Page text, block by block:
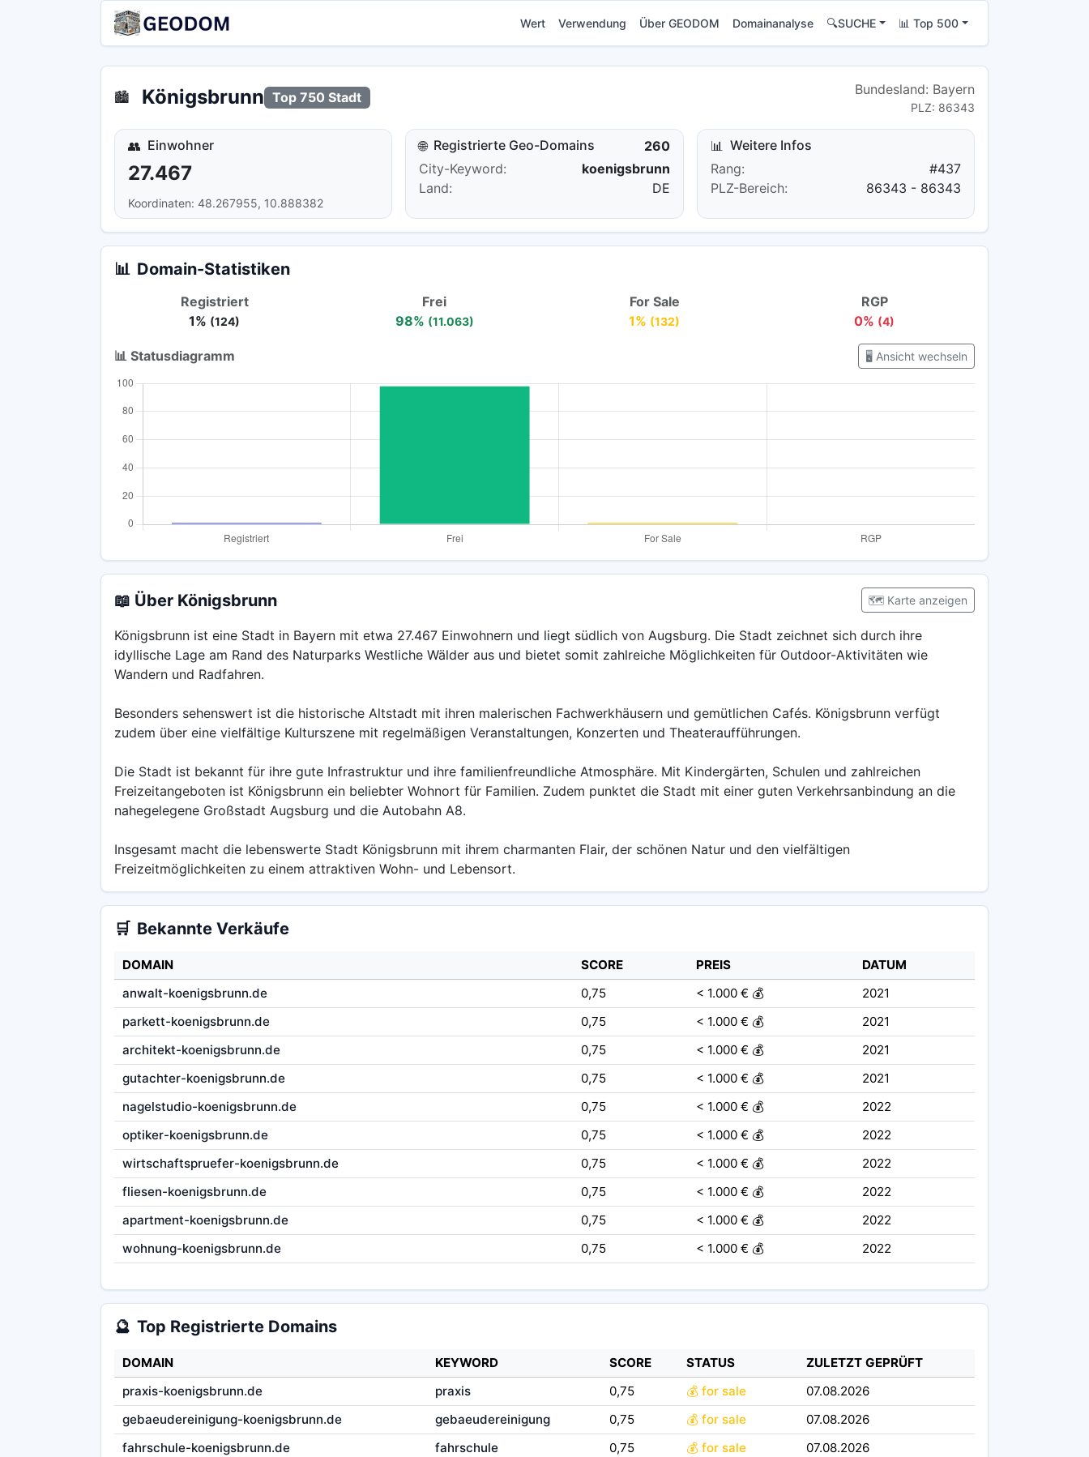
Wert Verwendung Über GEODOM Domainanalyse 🔍SUCHE 📊 Top 500
🏙️ Königsbrunn Top 750 Stadt
Bundesland: Bayern
PLZ: 86343
👥 Einwohner
27.467
Koordinaten: 48.267955, 10.888382
🌐 Registrierte Geo-Domains
260
City-Keyword:
koenigsbrunn
Land:
DE
📊 Weitere Infos
Rang:
#437
PLZ-Bereich:
86343 - 86343
📊 Domain-Statistiken
Registriert
1% (124)
Frei
98% (11.063)
For Sale
1% (132)
RGP
0% (4)
📊 Statusdiagramm 🖥️ Ansicht wechseln
📖 Über Königsbrunn 🗺️ Karte anzeigen
Königsbrunn ist eine Stadt in Bayern mit etwa 27.467 Einwohnern und liegt südlich von Augsburg. Die Stadt zeichnet sich durch ihre
idyllische Lage am Rand des Naturparks Westliche Wälder aus und bietet somit zahlreiche Möglichkeiten für Outdoor-Aktivitäten wie
Wandern und Radfahren.
Besonders sehenswert ist die historische Altstadt mit ihren malerischen Fachwerkhäusern und gemütlichen Cafés. Königsbrunn verfügt
zudem über eine vielfältige Kulturszene mit regelmäßigen Veranstaltungen, Konzerten und Theateraufführungen.
Die Stadt ist bekannt für ihre gute Infrastruktur und ihre familienfreundliche Atmosphäre. Mit Kindergärten, Schulen und zahlreichen
Freizeitangeboten ist Königsbrunn ein beliebter Wohnort für Familien. Zudem punktet die Stadt mit einer guten Verkehrsanbindung an die
nahegelegene Großstadt Augsburg und die Autobahn A8.
Insgesamt macht die lebenswerte Stadt Königsbrunn mit ihrem charmanten Flair, der schönen Natur und den vielfältigen
Freizeitmöglichkeiten zu einem attraktiven Wohn- und Lebensort.
🛒 Bekannte Verkäufe
DOMAIN SCORE PREIS
DATUM
anwalt-koenigsbrunn.de
0,75 < 1.000 € 💰
2021
parkett-koenigsbrunn.de
0,75 < 1.000 € 💰
2021
architekt-koenigsbrunn.de
0,75 < 1.000 € 💰
2021
gutachter-koenigsbrunn.de
0,75 < 1.000 € 💰
2021
nagelstudio-koenigsbrunn.de
0,75 < 1.000 € 💰
2022
optiker-koenigsbrunn.de
0,75 < 1.000 € 💰
2022
wirtschaftspruefer-koenigsbrunn.de
0,75 < 1.000 € 💰
2022
fliesen-koenigsbrunn.de
0,75 < 1.000 € 💰
2022
apartment-koenigsbrunn.de
0,75 < 1.000 € 💰
2022
wohnung-koenigsbrunn.de
0,75 < 1.000 € 💰 2022
🔮 Top Registrierte Domains
DOMAIN KEYWORD SCORE STATUS
ZULETZT GEPRÜFT
praxis-koenigsbrunn.de
praxis 0,75 💰 for sale
07.08.2026
gebaeudereinigung-koenigsbrunn.de
gebaeudereinigung 0,75 💰 for sale
07.08.2026
fahrschule-koenigsbrunn.de
fahrschule 0,75 💰 for sale
07.08.2026